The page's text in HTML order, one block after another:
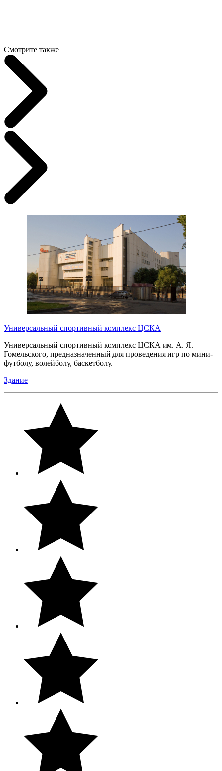
Смотрите также
Универсальный спортивный комплекс ЦСКА
Универсальный спортивный комплекс ЦСКА им. А. Я.
Гомельского, предназначенный для проведения игр по мини-
футболу, волейболу, баскетболу.
Здание